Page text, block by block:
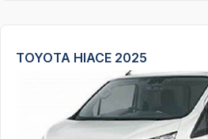
TOYOTA HIACE 2025